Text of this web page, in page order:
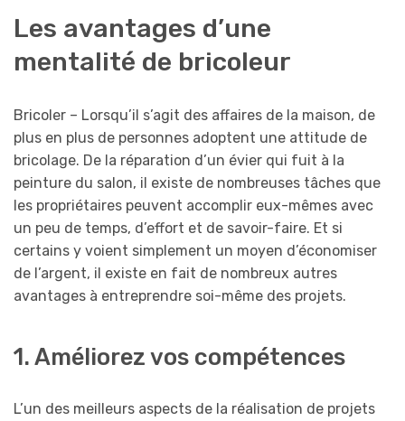
Les avantages d’une
mentalité de bricoleur
Bricoler – Lorsqu’il s’agit des affaires de la maison, de
plus en plus de personnes adoptent une attitude de
bricolage. De la réparation d’un évier qui fuit à la
peinture du salon, il existe de nombreuses tâches que
les propriétaires peuvent accomplir eux-mêmes avec
un peu de temps, d’effort et de savoir-faire. Et si
certains y voient simplement un moyen d’économiser
de l’argent, il existe en fait de nombreux autres
avantages à entreprendre soi-même des projets.
1. Améliorez vos compétences
L’un des meilleurs aspects de la réalisation de projets